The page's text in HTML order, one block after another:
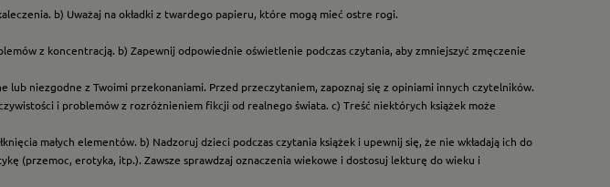
b) Uważaj na okładki z twardego papieru, które mogą mieć ostre rogi.
z koncentracją. b) Zapewnij odpowiednie oświetlenie podczas czytania, aby zmniejszyć zmęczenie
niezgodne z Twoimi przekonaniami. Przed przeczytaniem, zapoznaj się z opiniami innych czytelników.
i problemów z rozróżnieniem fikcji od realnego świata. c) Treść niektórych książek może
małych elementów. b) Nadzoruj dzieci podczas czytania książek i upewnij się, że nie wkładają ich do
(przemoc, erotyka, itp.). Zawsze sprawdzaj oznaczenia wiekowe i dostosuj lekturę do wieku i